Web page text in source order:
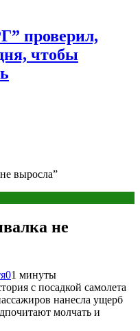
проверил,
чтобы
выросла”
не
01 минуты
с посадкой самолета
нанесла ущерб
молчать и